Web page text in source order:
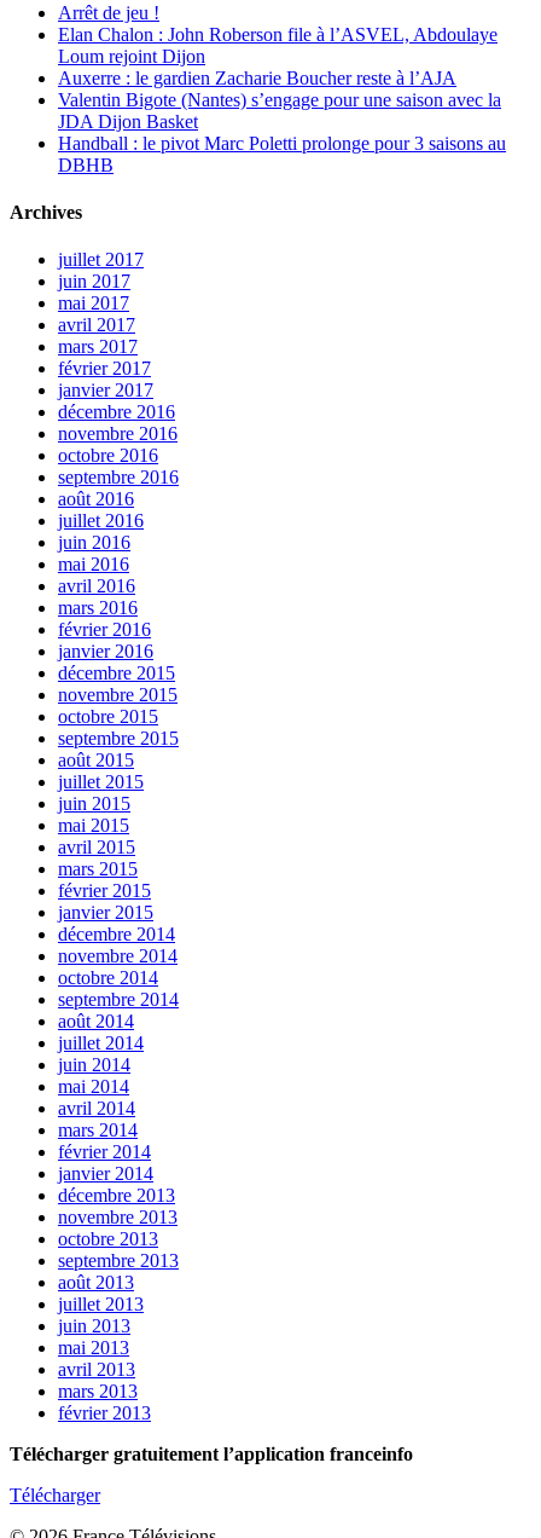
Arrêt de jeu !
Elan Chalon : John Roberson file à l’ASVEL, Abdoulaye
Loum rejoint Dijon
Auxerre : le gardien Zacharie Boucher reste à l’AJA
Valentin Bigote (Nantes) s’engage pour une saison avec la
JDA Dijon Basket
Handball : le pivot Marc Poletti prolonge pour 3 saisons au
DBHB
Archives
juillet 2017
juin 2017
mai 2017
avril 2017
mars 2017
février 2017
janvier 2017
décembre 2016
novembre 2016
octobre 2016
septembre 2016
août 2016
juillet 2016
juin 2016
mai 2016
avril 2016
mars 2016
février 2016
janvier 2016
décembre 2015
novembre 2015
octobre 2015
septembre 2015
août 2015
juillet 2015
juin 2015
mai 2015
avril 2015
mars 2015
février 2015
janvier 2015
décembre 2014
novembre 2014
octobre 2014
septembre 2014
août 2014
juillet 2014
juin 2014
mai 2014
avril 2014
mars 2014
février 2014
janvier 2014
décembre 2013
novembre 2013
octobre 2013
septembre 2013
août 2013
juillet 2013
juin 2013
mai 2013
avril 2013
mars 2013
février 2013
Télécharger gratuitement l’application franceinfo
Télécharger